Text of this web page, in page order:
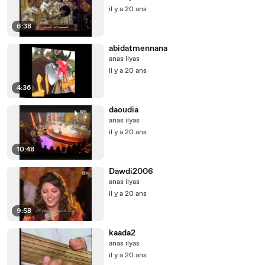
6:38
il y a 20 ans
4:36
abidatmennana
anas ilyas
il y a 20 ans
10:48
daoudia
anas ilyas
il y a 20 ans
9:58
Dawdi2006
anas ilyas
il y a 20 ans
kaada2
anas ilyas
il y a 20 ans